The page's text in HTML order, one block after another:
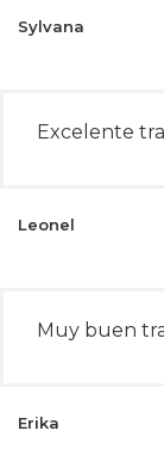
Sylvana
Excelente
Leonel
Muy buen
Erika